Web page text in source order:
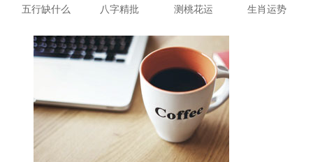
五行缺什么 八字精批 测桃花运 生肖运势